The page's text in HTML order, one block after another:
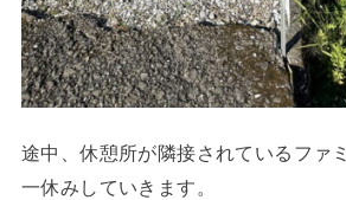
途中、休憩所が隣接されているファ
一休みしていきます。